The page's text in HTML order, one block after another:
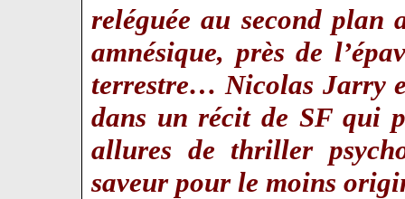
reléguée au second plan
amnésique, près de
terrestre… Nicolas Jarry
dans un récit de SF qui
allures de thriller
saveur pour le moins